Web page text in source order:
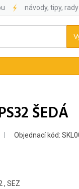
návody, tipy, rady
ŠEDÁ
Objednací kód:
, SEZ